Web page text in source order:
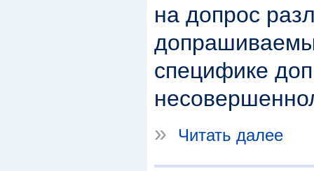
на допрос
специфике
»
Читать далее